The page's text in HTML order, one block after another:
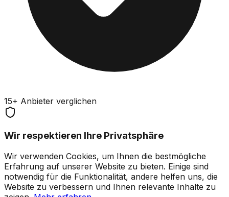
15+ Anbieter verglichen
Wir respektieren Ihre Privatsphäre
Wir verwenden Cookies, um Ihnen die bestmögliche
Erfahrung auf unserer Website zu bieten. Einige sind
notwendig für die Funktionalität, andere helfen uns, die
Website zu verbessern und Ihnen relevante Inhalte zu